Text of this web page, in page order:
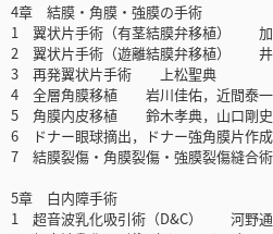
4章 結膜・角膜・強膜の手術
1 翼状片手術（有茎結膜弁移植）
2 翼状片手術（遊離結膜弁移植） 井
3 再発翼状片手術 上松聖典
4 全層角膜移植 岩川佳佑，近間泰
5 角膜内皮移植 鈴木孝典，山口剛史
6 ドナー眼球摘出，ドナー強角膜片
7 結膜裂傷・角膜裂傷・強膜裂傷縫
5章 白内障手術
1 超音波乳化吸引術（D&C） 河野